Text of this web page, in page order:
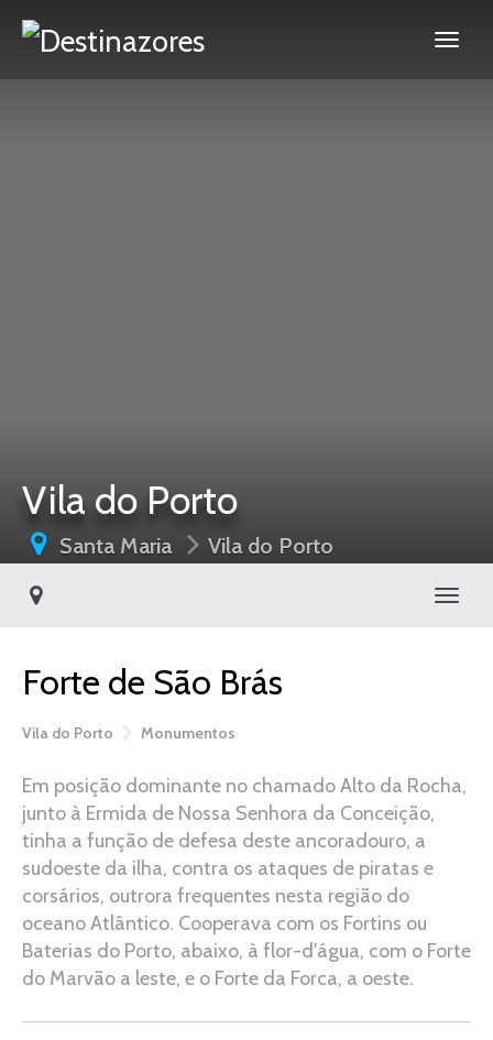
Vila do Porto
Santa Maria Vila do Porto
Forte de São Brás
Vila do Porto Monumentos
Em posição dominante no chamado Alto da Rocha,
junto à Ermida de Nossa Senhora da Conceição,
tinha a função de defesa deste ancoradouro, a
sudoeste da ilha, contra os ataques de piratas e
corsários, outrora frequentes nesta região do
oceano Atlântico. Cooperava com os Fortins ou
Baterias do Porto, abaixo, à flor-d'água, com o Forte
do Marvão a leste, e o Forte da Forca, a oeste.